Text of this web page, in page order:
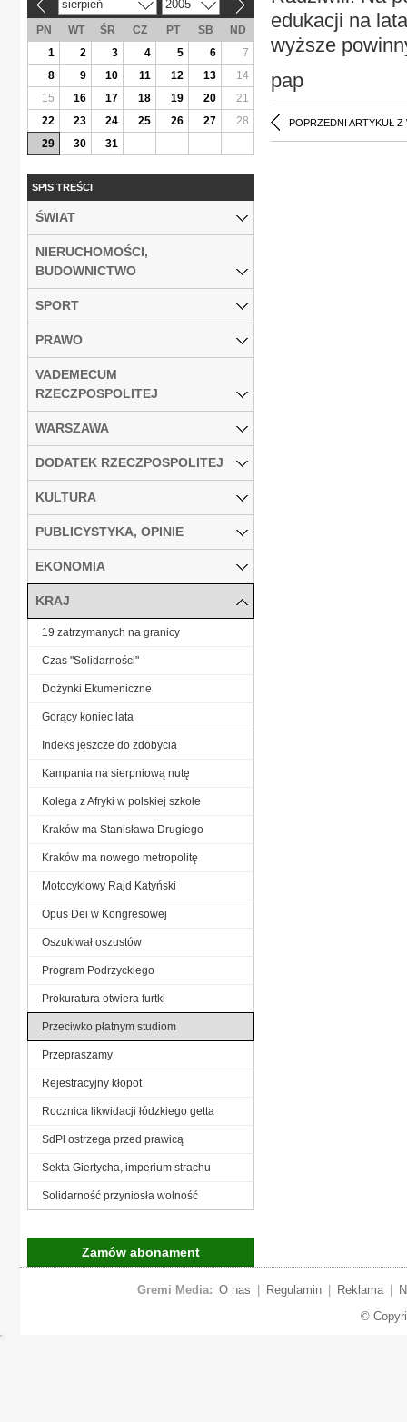
edukacji na
wyższe
pap
POPRZEDNI ARTYKUŁ Z
sierpień 2005
PN WT ŚR CZ PT SB
ND
1
2 3 4 5 6
7
8
9 10 11 12 13
14
15
16 17 18 19 20
21
22
23 24 25 26 27
28
29
30 31
SPIS TREŚCI
ŚWIAT
NIERUCHOMOŚCI,
BUDOWNICTWO
SPORT
PRAWO
VADEMECUM
RZECZPOSPOLITEJ
WARSZAWA
DODATEK RZECZPOSPOLITEJ
KULTURA
PUBLICYSTYKA, OPINIE
EKONOMIA
KRAJ
19 zatrzymanych na granicy
Czas "Solidarności"
Dożynki Ekumeniczne
Gorący koniec lata
Indeks jeszcze do zdobycia
Kampania na sierpniową nutę
Kolega z Afryki w polskiej szkole
Kraków ma Stanisława Drugiego
Kraków ma nowego metropolitę
Motocyklowy Rajd Katyński
Opus Dei w Kongresowej
Oszukiwał oszustów
Program Podrzyckiego
Prokuratura otwiera furtki
Przeciwko płatnym studiom
Przepraszamy
Rejestracyjny kłopot
Rocznica likwidacji łódzkiego getta
SdPl ostrzega przed prawicą
Sekta Giertycha, imperium strachu
Solidarność przyniosła wolność
Zamów abonament
Gremi Media: O nas Regulamin Reklama
©